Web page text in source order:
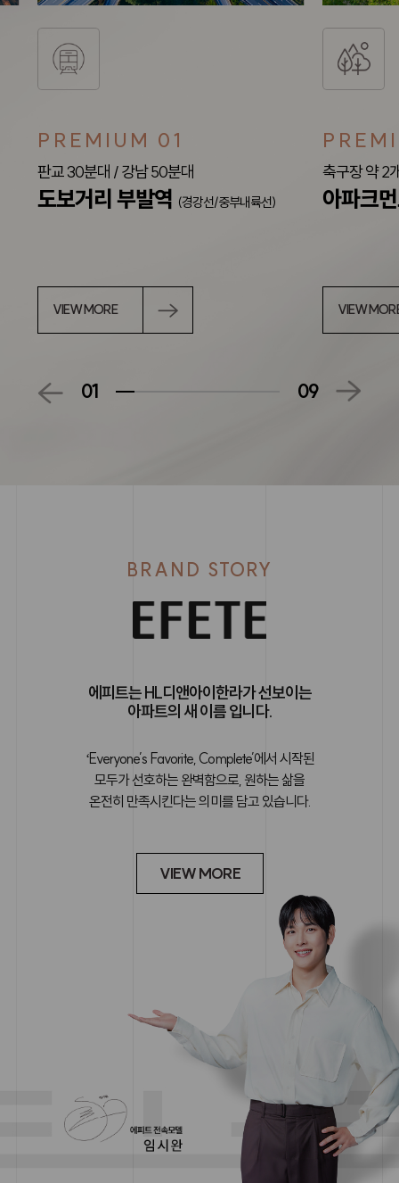
PREMIUM 01
판교 30분대 / 강남 50분대
도보거리 부발역 (경강선/중부내륙선)
VIEW MORE
축구장 약 2
아파크
VIEW
01 09
BRAND STORY
에피트는 HL디앤아이한라가 선보이는
아파트의 새 이름 입니다.
ʻEveryone’s Favorite, Complete’에서 시작된
모두가 선호하는 완벽함으로, 원하는 삶을
온전히 만족시킨다는 의미를 담고 있습니다.
VIEW MORE